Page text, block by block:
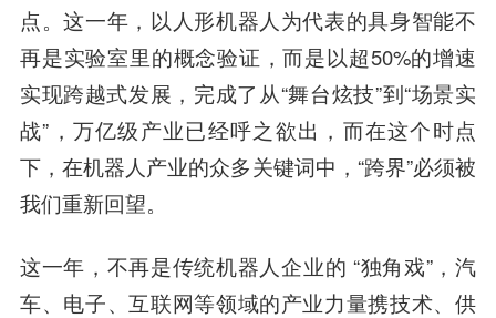
点。这一年，以人形机器人为代表的具身智能不
再是实验室里的概念验证，而是以超50%的增速
实现跨越式发展，完成了从“舞台炫技”到“场景实
战”，万亿级产业已经呼之欲出，而在这个时点
下，在机器人产业的众多关键词中，“跨界”必须被
我们重新回望。
这一年，不再是传统机器人企业的 “独角戏”，汽
车、电子、互联网等领域的产业力量携技术、供